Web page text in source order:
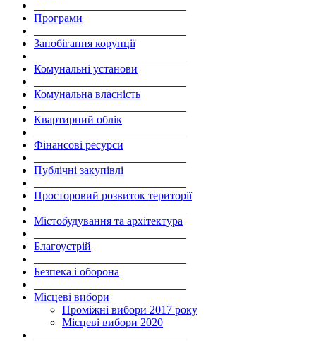
Програми
Запобігання корупції
Комунальні установи
Комунальна власність
Квартирний облік
Фінансові ресурси
Публічні закупівлі
Просторовий розвиток території
Містобудування та архітектура
Благоустрій
Безпека і оборона
Місцеві вибори
Проміжні вибори 2017 року
Місцеві вибори 2020